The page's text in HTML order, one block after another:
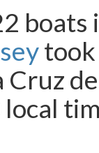
boats
Cruz